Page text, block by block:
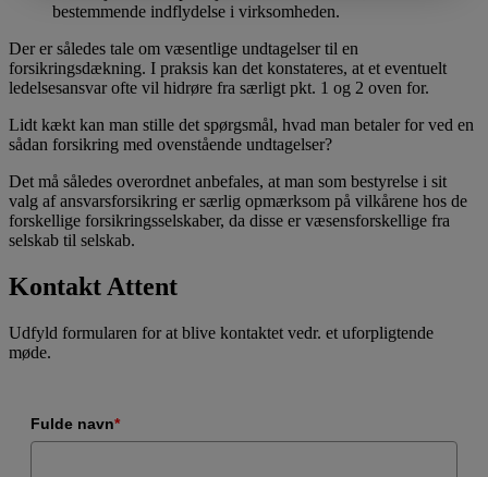
bestemmende indflydelse i virksomheden.
Der er således tale om væsentlige undtagelser til en
forsikringsdækning. I praksis kan det konstateres, at et eventuelt
ledelsesansvar ofte vil hidrøre fra særligt pkt. 1 og 2 oven for.
Lidt kækt kan man stille det spørgsmål, hvad man betaler for ved en
sådan forsikring med ovenstående undtagelser?
Det må således overordnet anbefales, at man som bestyrelse i sit
valg af ansvarsforsikring er særlig opmærksom på vilkårene hos de
forskellige forsikringsselskaber, da disse er væsensforskellige fra
selskab til selskab.
Kontakt Attent
Udfyld formularen for at blive kontaktet vedr. et uforpligtende
møde.
Fulde navn*